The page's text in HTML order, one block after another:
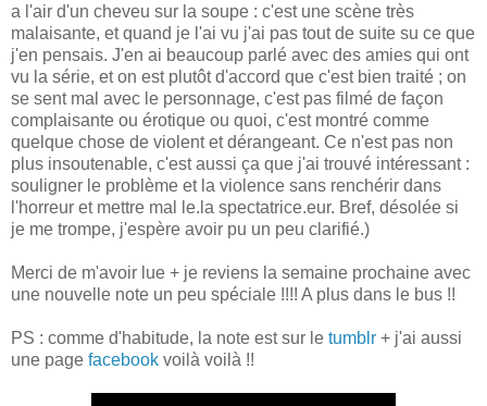
a l'air d'un cheveu sur la soupe : c'est une scène très
malaisante, et quand je l'ai vu j'ai pas tout de suite su ce que
j'en pensais. J'en ai beaucoup parlé avec des amies qui ont
vu la série, et on est plutôt d'accord que c'est bien traité ; on
se sent mal avec le personnage, c'est pas filmé de façon
complaisante ou érotique ou quoi, c'est montré comme
quelque chose de violent et dérangeant. Ce n'est pas non
plus insoutenable, c'est aussi ça que j'ai trouvé intéressant :
souligner le problème et la violence sans renchérir dans
l'horreur et mettre mal le.la spectatrice.eur. Bref, désolée si
je me trompe, j'espère avoir pu un peu clarifié.)
Merci de m'avoir lue + je reviens la semaine prochaine avec
une nouvelle note un peu spéciale !!!! A plus dans le bus !!
PS : comme d'habitude, la note est sur le tumblr + j'ai aussi
une page facebook voilà voilà !!